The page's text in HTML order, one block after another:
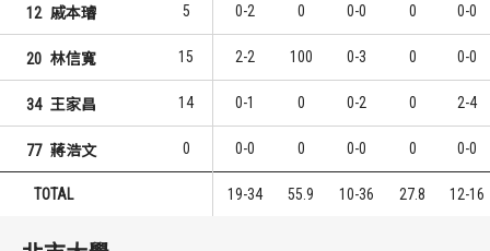
12 戚本璿 5 0-2 0 0-0 0 0-0
20 林信寬 15 2-2 100 0-3 0 0-0
34 王家昌 14 0-1 0 0-2 0 2-4
77 蔣浩文 0 0-0 0 0-0 0 0-0
TOTAL 19-34 55.9 10-36 27.8 12-16